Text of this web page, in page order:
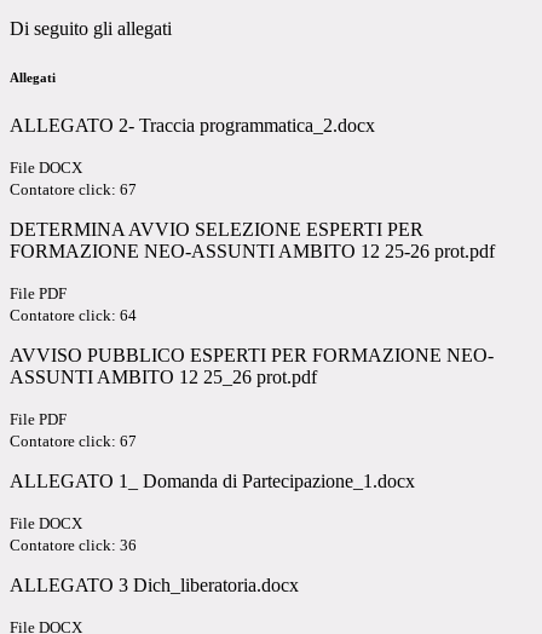
Di seguito gli allegati
Allegati
ALLEGATO 2- Traccia programmatica_2.docx
File DOCX
Contatore click: 67
DETERMINA AVVIO SELEZIONE ESPERTI PER
FORMAZIONE NEO-ASSUNTI AMBITO 12 25-26 prot.pdf
File PDF
Contatore click: 64
AVVISO PUBBLICO ESPERTI PER FORMAZIONE NEO-
ASSUNTI AMBITO 12 25_26 prot.pdf
File PDF
Contatore click: 67
ALLEGATO 1_ Domanda di Partecipazione_1.docx
File DOCX
Contatore click: 36
ALLEGATO 3 Dich_liberatoria.docx
File DOCX